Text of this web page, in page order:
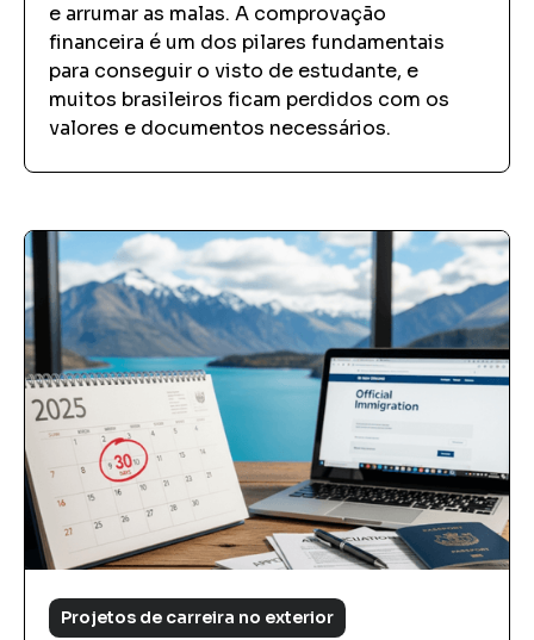
e arrumar as malas. A comprovação
financeira é um dos pilares fundamentais
para conseguir o visto de estudante, e
muitos brasileiros ficam perdidos com os
valores e documentos necessários.
Projetos de carreira no exterior